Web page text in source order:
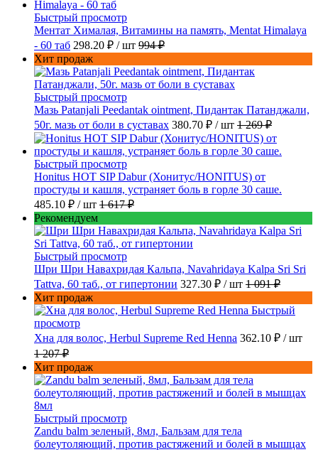
Быстрый просмотр
Ментат Хималая, Витамины на память, Mentat Himalaya
- 60 таб 298.20 ₽ / шт 994 ₽
Хит продаж
Быстрый просмотр
Мазь Patanjali Peedantak ointment, Пидантак Патанджали,
50г. мазь от боли в суставах 380.70 ₽ / шт 1 269 ₽
Быстрый просмотр
Honitus HOT SIP Dabur (Хонитус/HONITUS) от
простуды и кашля, устраняет боль в горле 30 саше.
485.10 ₽ / шт 1 617 ₽
Рекомендуем
Быстрый просмотр
Шри Шри Навахридая Кальпа, Navahridaya Kalpa Sri Sri
Tattva, 60 таб., от гипертонии 327.30 ₽ / шт 1 091 ₽
Хит продаж
Быстрый
просмотр
Хна для волос, Herbul Supreme Red Henna 362.10 ₽ / шт
1 207 ₽
Хит продаж
Быстрый просмотр
Zandu balm зеленый, 8мл, Бальзам для тела
болеутоляющий, против растяжений и болей в мышцах